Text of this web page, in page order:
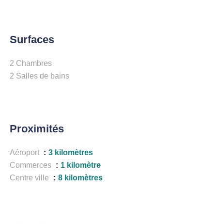
Surfaces
2 Chambres
2 Salles de bains
Proximités
Aéroport
3 kilomètres
Commerces
1 kilomètre
Centre ville
8 kilomètres